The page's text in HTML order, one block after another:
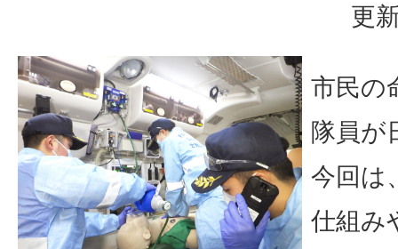
更
市民の
隊員が
今回は
仕組み